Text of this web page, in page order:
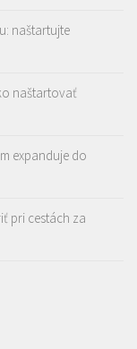
naštartujte
naštartovať
expanduje do
pri cestách za